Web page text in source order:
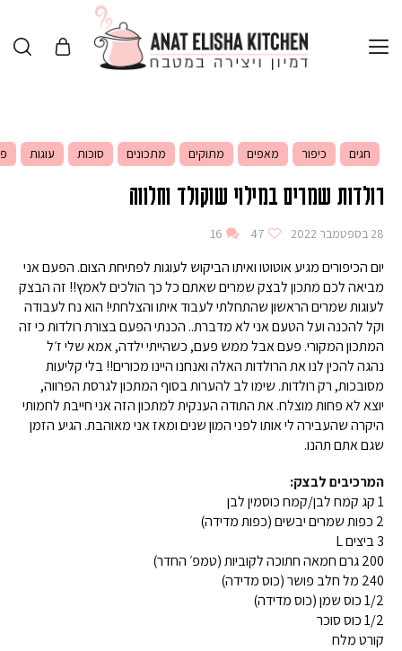
חגים כיפור מאפים מתוקים מתכונים סוכות עוגות
רולדות שמרים במילוי שוקולד וחלווה
28 בספטמבר 2022 47
16
יום הכיפורים מגיע אוטוטו ואיתו הביקוש לעוגות לפתיחת הצום. הפעם אני
מביאה לכם מתכון לבצק שמרים שאתם כל כך הולכים לאמץ!! זה הבצק
לעוגות שמרים הראשון שהתחלתי לעבוד איתו והצלחתי! הוא נח לעבודה
וקל להכנה ועל הטעם אני לא מדברת.. הכנתי הפעם בצורת רולדות כי זה
המתכון המקורי. פעם אבל ממש פעם, כשהייתי ילדה, אמא שלי ז׳ל
נהגה להכין לנו את הרולדות האלה ואנחנו היינו מכורים!! בלי קליעות
מסובכות, רק רולדות. שימו לב להערות בסוף המתכון לגרסת הפרווה,
יוצא לא פחות מוצלח. את התודה הענקית למתכון הזה אני חייבת לחמותי
היקרה שהעבירה לי אותו לפני המון שנים ומאז אני מאוהבת. הגיע הזמן
שגם אתם תהנו.
המרכיבים לבצק:
1 קג קמח לבן/קמח כוסמין לבן
2 כפות שמרים יבשים (כפות מדידה)
3 ביצים L
200 גרם חמאה חתוכה לקוביות (טמפ׳ החדר)
240 מל חלב פושר (כוס מדידה)
1/2 כוס שמן (כוס מדידה)
1/2 כוס סוכר
קורט מלח